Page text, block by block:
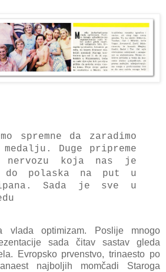
spremne da zaradimo
medalju. Duge pripreme
koja nas je
polaska na put u
Sada je sve u
vlada optimizam. Poslije mnogo
sada čitav sastav gleda
Evropsko prvenstvo, trinaesto po
najboljih momčadi Staroga